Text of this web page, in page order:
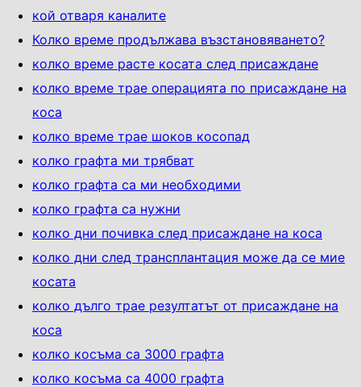
кой отваря каналите
Колко време продължава възстановяването?
колко време расте косата след присаждане
колко време трае операцията по присаждане на
коса
колко време трае шоков косопад
колко графта ми трябват
колко графта са ми необходими
колко графта са нужни
колко дни почивка след присаждане на коса
колко дни след трансплантация може да се мие
косата
колко дълго трае резултатът от присаждане на
коса
колко косъма са 3000 графта
колко косъма са 4000 графта